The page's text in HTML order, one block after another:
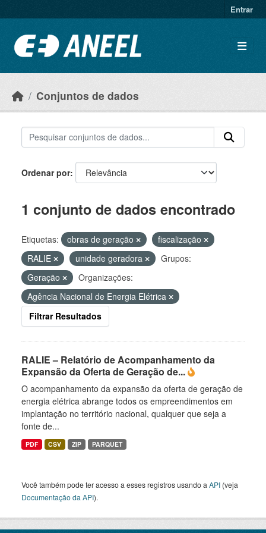
Entrar
Conjuntos de dados
Ordenar por
1 conjunto de dados encontrado
Etiquetas: obras de geração
fiscalização
RALIE
unidade geradora
Grupos:
Geração
Organizações:
Agência Nacional de Energia Elétrica
Filtrar Resultados
RALIE – Relatório de Acompanhamento da
Expansão da Oferta de Geração de...
O acompanhamento da expansão da oferta de geração de
energia elétrica abrange todos os empreendimentos em
implantação no território nacional, qualquer que seja a
fonte de...
PDF CSV ZIP PARQUET
Você também pode ter acesso a esses registros usando a API (veja
Documentação da API).